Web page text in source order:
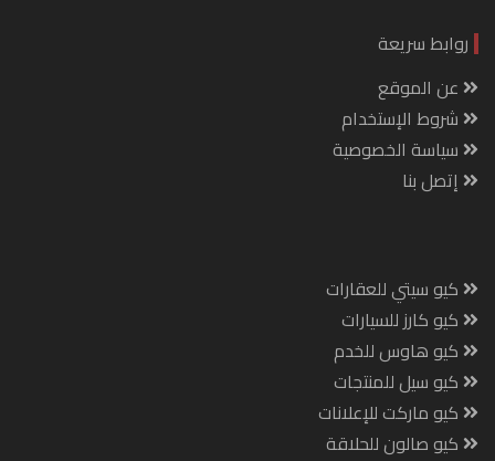
روابط سريعة
عن الموقع
شروط الإستخدام
سياسة الخصوصية
إتصل بنا
كيو سيتي للعقارات
كيو كارز للسيارات
كيو هاوس للخدم
كيو سيل للمنتجات
كيو ماركت للإعلانات
كيو صالون للحلاقة